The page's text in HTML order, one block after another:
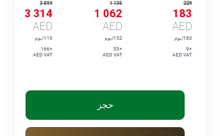
229
183
AED
183/يوم
+9
AED VAT
1 135
1 062
AED
152/يوم
+53
AED VAT
3 899
3 314
AED
110/يوم
+166
AED VAT
حجز